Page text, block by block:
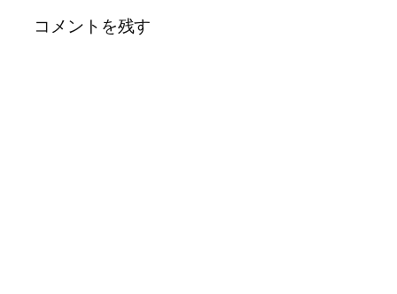
コメントを残す